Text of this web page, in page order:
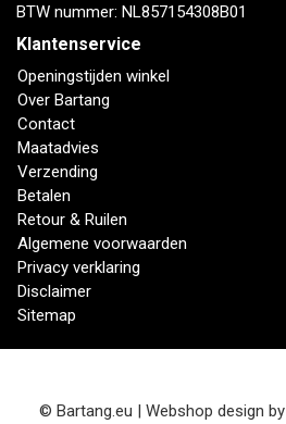
BTW nummer: NL857154308B01
Klantenservice
Openingstijden winkel
Over Bartang
Contact
Maatadvies
Verzending
Betalen
Retour & Ruilen
Algemene voorwaarden
Privacy verklaring
Disclaimer
Sitemap
© Bartang.eu | Webshop design by